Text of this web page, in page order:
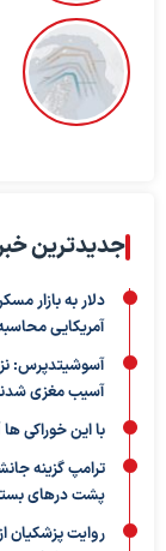
جدیدترین
دلار به بازار
آمریکایی
آسیب مغزی
با این خوراکی ها
ترامپ گزینه
پشت درهای